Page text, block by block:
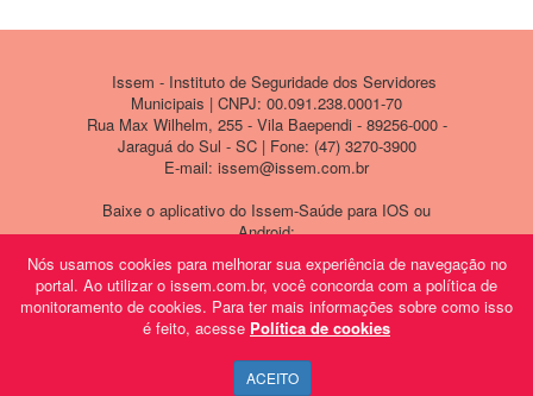
Nós usamos cookies para melhorar sua experiência de navegação no
portal. Ao utilizar o issem.com.br, você concorda com a política de
monitoramento de cookies. Para ter mais informações sobre como isso
é feito, acesse Política de cookies
ACEITO
Issem - Instituto de Seguridade dos Servidores
Municipais | CNPJ: 00.091.238.0001-70
Rua Max Wilhelm, 255 - Vila Baependi - 89256-000 -
Jaraguá do Sul - SC | Fone: (47) 3270-3900
E-mail: issem@issem.com.br
Baixe o aplicativo do Issem-Saúde para IOS ou
Android: